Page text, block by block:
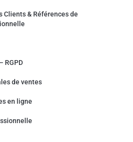
Clients & Références de
RGPD
de ventes
en ligne